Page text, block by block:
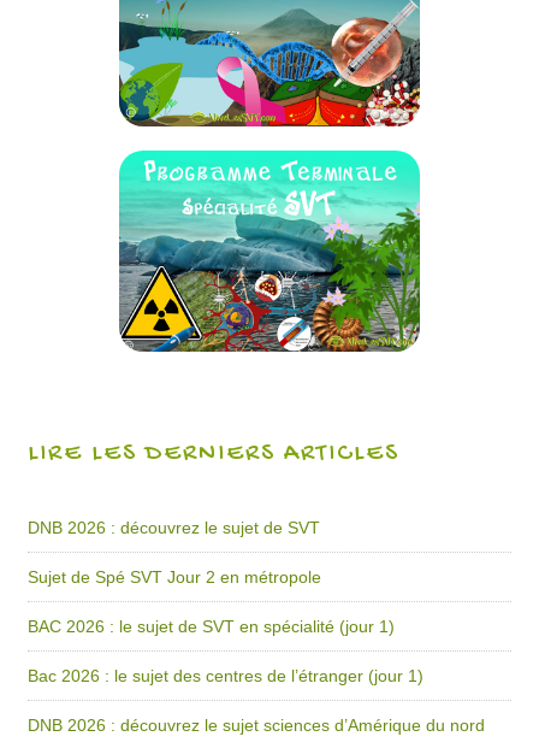
LIRE LES DERNIERS ARTICLES
DNB 2026 : découvrez le sujet de SVT
Sujet de Spé SVT Jour 2 en métropole
BAC 2026 : le sujet de SVT en spécialité (jour 1)
Bac 2026 : le sujet des centres de l’étranger (jour 1)
DNB 2026 : découvrez le sujet sciences d’Amérique du nord